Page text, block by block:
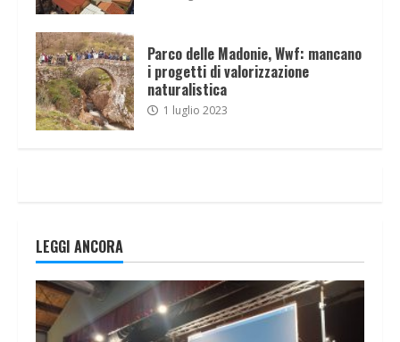
Parco delle Madonie, Wwf: mancano
i progetti di valorizzazione
naturalistica
1 luglio 2023
LEGGI ANCORA